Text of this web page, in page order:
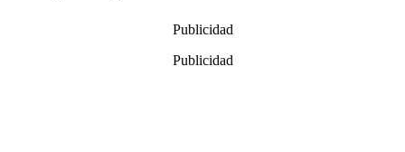
Publicidad
Publicidad